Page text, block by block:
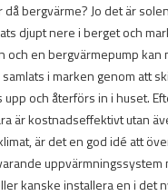
då bergvärme? Jo det är
djupt nere i berget och
och en bergvärmepump kan
i marken genom att
upp och återförs in i huset.
är kostnadseffektivt utan
är det en god idé att
uppvärmningssystem
kanske installera en i det